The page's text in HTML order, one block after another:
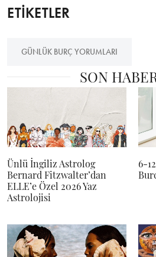
ETİKETLER
GÜNLÜK BURÇ YORUMLARI
SON
Ünlü İngiliz Astrolog
Bernard Fitzwalter’dan
ELLE’e Özel 2026 Yaz
Astrolojisi
6-